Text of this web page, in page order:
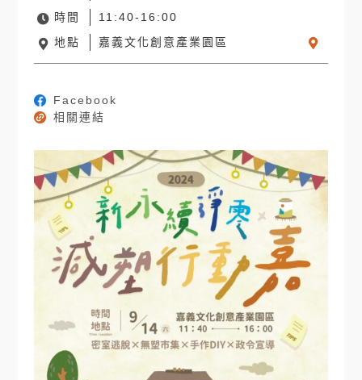
時間
11:40-16:00
地點
嘉義文化創意產業園區
Facebook
相關連結